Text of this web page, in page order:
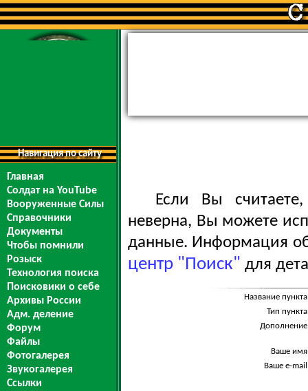
Навигация по сайту
Главная
Солдат на YouTube
Вооруженные Силы
Справочники
Документы
Чтобы помнили
Розыск
Технология поиска
Поисковики о себе
Архивы России
Адм. деление
Форум
Файлы
Фотогалерея
Звукогалерея
Ссылки
Если Вы
неверна, Вы можете
данные. Информация
центр "Поиск" для
Название
Тип
Ваше
Ваше e-